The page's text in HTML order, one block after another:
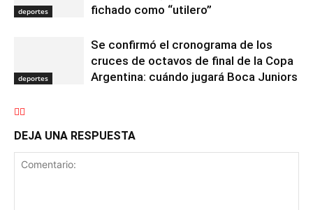
deportes
fichado como “utilero”
deportes
Se confirmó el cronograma de los
cruces de octavos de final de la Copa
Argentina: cuándo jugará Boca Juniors
DEJA UNA RESPUESTA